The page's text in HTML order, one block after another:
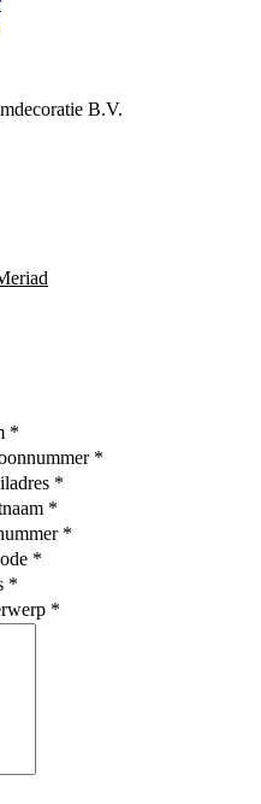
B.V.
*
*
*
*
*
*
*
*